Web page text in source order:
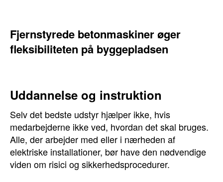
Fjernstyrede betonmaskiner øger
fleksibiliteten på byggepladsen
Uddannelse og instruktion
Selv det bedste udstyr hjælper ikke, hvis
medarbejderne ikke ved, hvordan det skal bruges.
Alle, der arbejder med eller i nærheden af
elektriske installationer, bør have den nødvendige
viden om risici og sikkerhedsprocedurer.